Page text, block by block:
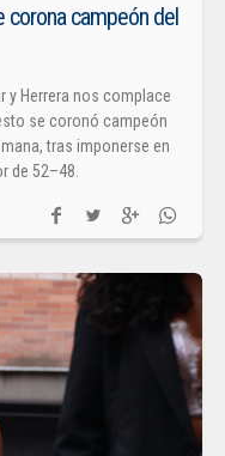
corona campeón del
y Herrera nos complace
se coronó campeón
tras imponerse en
de 52–48.